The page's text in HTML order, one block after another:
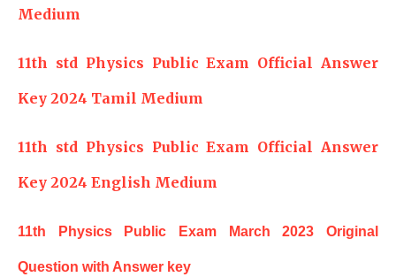
Medium
11th std Physics Public Exam Official Answer
Key 2024 Tamil Medium
11th std Physics Public Exam Official Answer
Key 2024 English Medium
11th Physics Public Exam March 2023 Original
Question with Answer key